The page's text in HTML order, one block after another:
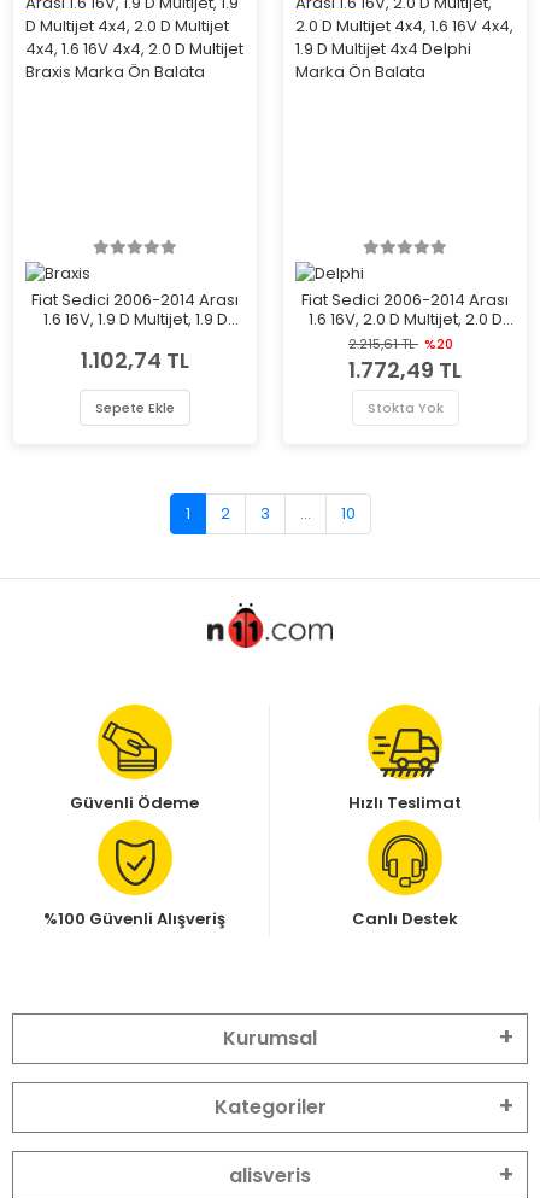
Fiat Sedici 2006-2014 Arası
1.6 16V, 1.9 D Multijet, 1.9 D
4x4, 1.6 16V 4x4, 2.0 D Multijet
Braxis Marka Ön Balata
1.102,74 TL
Sepete Ekle
Fiat Sedici 2006-2014 Arası
1.6 16V, 2.0 D Multijet, 2.0 D
Multijet 4x4, 1.6 16V 4x4, 1.9 D
Multijet 4x4 Delphi Marka Ön
Balata
2.215,61 TL %20
1.772,49 TL
Stokta Yok
1 2 3 ... 10
Güvenli Ödeme Hızlı Teslimat
%100 Güvenli Alışveriş Canlı Destek
Kurumsal
Kategoriler
alisveris